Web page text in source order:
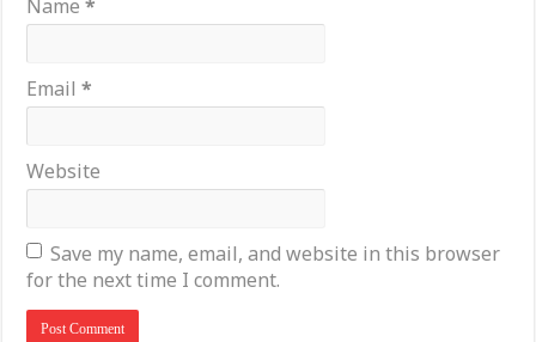
Name*
Email*
Website
Save my name, email, and website in this browser
for the next time I comment.